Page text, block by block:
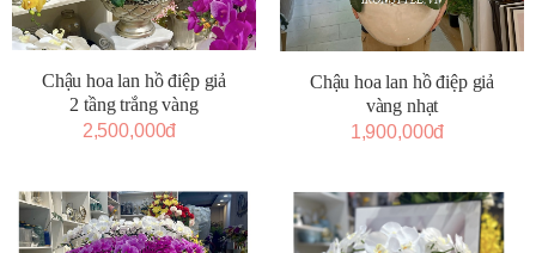
Chậu hoa lan hồ điệp giả
2 tầng trắng vàng
2,500,000đ
Chậu hoa lan hồ điệp giả
vàng nhạt
1,900,000đ